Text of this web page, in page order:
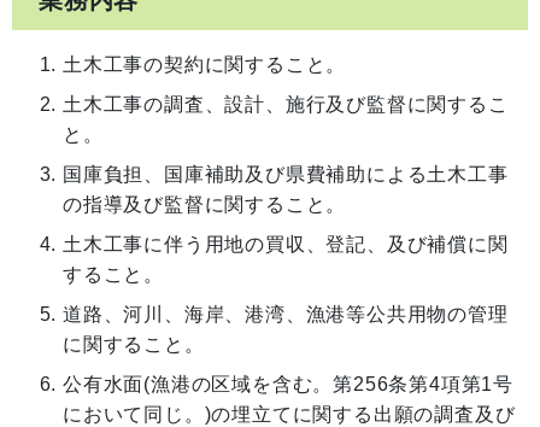
土木工事の契約に関すること。
土木工事の調査、設計、施行及び監督に関するこ
と。
国庫負担、国庫補助及び県費補助による土木工事
の指導及び監督に関すること。
土木工事に伴う用地の買収、登記、及び補償に関
すること。
道路、河川、海岸、港湾、漁港等公共用物の管理
に関すること。
公有水面(漁港の区域を含む。第256条第4項第1号
において同じ。)の埋立てに関する出願の調査及び